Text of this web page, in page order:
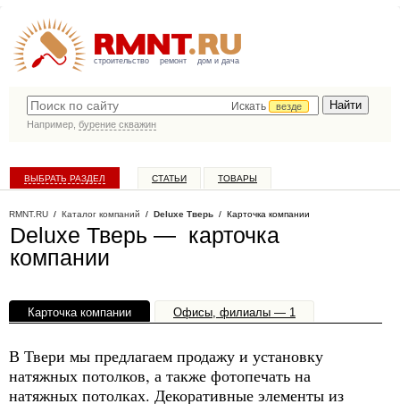
строительство ремонт дом и дача
Искать
везде
Например, бурение скважин
ВЫБРАТЬ РАЗДЕЛ СТАТЬИ ТОВАРЫ
RMNT.RU / Каталог компаний / Deluxe Тверь / Карточка компании
Deluxe Тверь — карточка
компании
Карточка компании Офисы, филиалы — 1
В Твери мы предлагаем продажу и установку
натяжных потолков, а также фотопечать на
натяжных потолках. Декоративные элементы из